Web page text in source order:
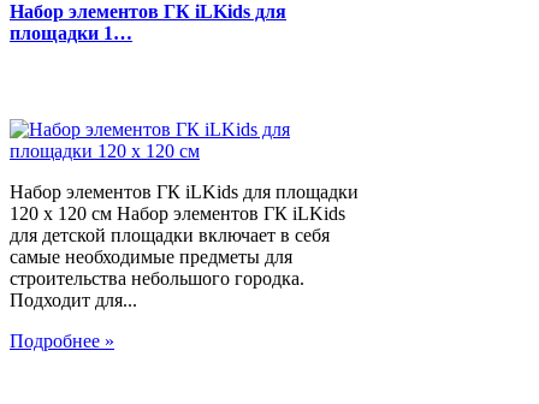
Набор элементов ГК iLKids для
площадки 1…
Набор элементов ГК iLKids для площадки
120 х 120 см Набор элементов ГК iLKids
для детской площадки включает в себя
самые необходимые предметы для
строительства небольшого городка.
Подходит для...
Подробнее »